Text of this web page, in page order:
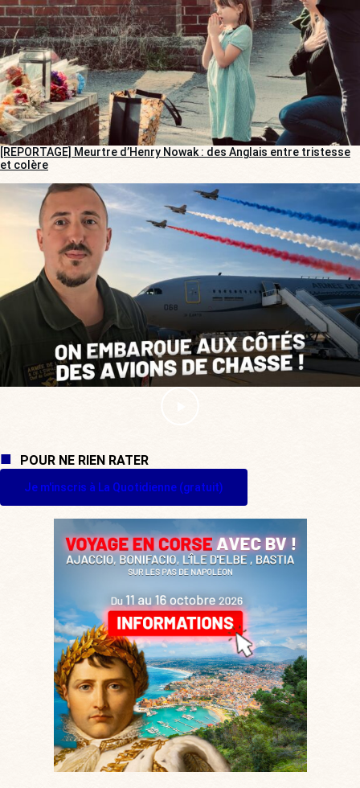
[REPORTAGE] Meurtre d’Henry Nowak : des Anglais entre tristesse
et colère
POUR NE RIEN RATER
Je m'inscris à La Quotidienne (gratuit)